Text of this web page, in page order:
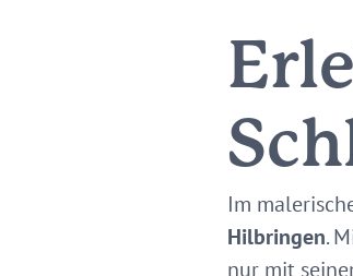
Im
Hilbringen.
nur mit